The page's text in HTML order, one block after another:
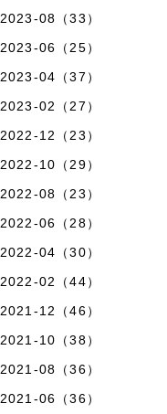
2023-08（33）
2023-06（25）
2023-04（37）
2023-02（27）
2022-12（23）
2022-10（29）
2022-08（23）
2022-06（28）
2022-04（30）
2022-02（44）
2021-12（46）
2021-10（38）
2021-08（36）
2021-06（36）